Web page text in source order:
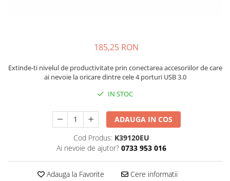
Arhivare si depozitare
Pixuri metalice
Instrumente de scris eco
185,25 RON
Extinde-ti nivelul de productivitate prin conectarea accesoriilor de care
ai nevoie la oricare dintre cele 4 porturi USB 3.0
IN STOC
ADAUGA IN COS
Cod Produs: K39120EU
Ai nevoie de ajutor? 0733 953 016
Adauga la Favorite Cere informatii